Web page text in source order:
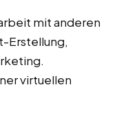
mit anderen
Erstellung,
virtuellen